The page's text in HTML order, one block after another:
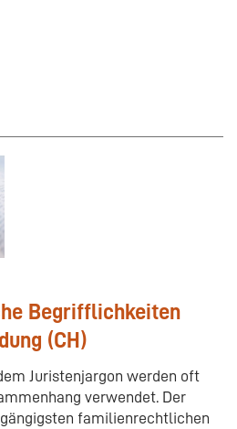
Begrifflichkeiten
(CH)
Juristenjargon werden oft
verwendet. Der
familienrechtlichen